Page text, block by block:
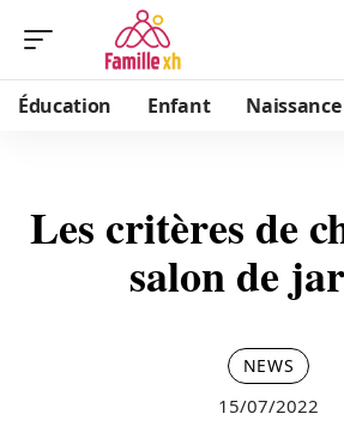
Éducation Enfant Naissance
Les critères de
salon de
NEWS
15/07/2022